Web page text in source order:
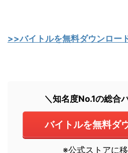
>>バイトルを無料ダウンロー
＼知名度No.1の総合
バイトルを無料ダ
※公式ストアに